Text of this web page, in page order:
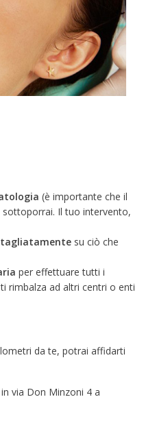
(è importante che il
Il tuo intervento,
su ciò che
per effettuare tutti i
rimbalza ad altri centri o enti
da te, potrai affidarti
via Don Minzoni 4 a